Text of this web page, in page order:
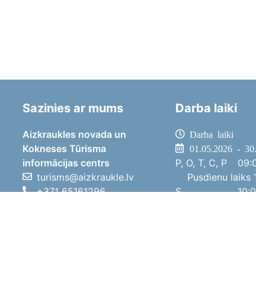
Sazinies ar mums
Aizkraukles novada un
Kokneses Tūrisma
informācijas centrs
turisms@aizkraukle.lv
+371 65161296
Darba laiki
Darba laiki
01.05.2026 -
P, O, T, C, P
Pusdienu laiks
S